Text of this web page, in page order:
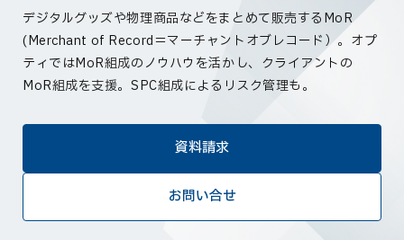
デジタルグッズや物理商品などをまとめて販売するMoR
(Merchant of Record＝マーチャントオブレコード）。オプ
ティではMoR組成のノウハウを活かし、クライアントの
MoR組成を支援。SPC組成によるリスク管理も。
資料請求
お問い合せ